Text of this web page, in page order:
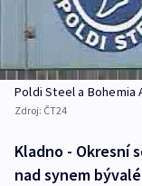
Poldi Steel a Bohemia
Zdroj: ČT24
Kladno - Okresní
nad synem